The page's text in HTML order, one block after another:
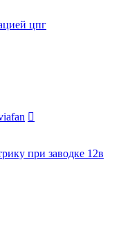
цпг
при заводке 12в